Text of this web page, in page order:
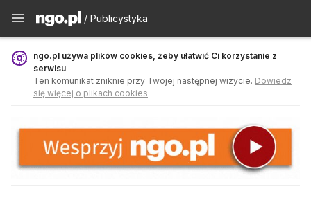
Publicystyka - ngo.pl
/ Publicystyka
ngo.pl używa plików cookies, żeby ułatwić Ci korzystanie z
serwisu
Ten komunikat zniknie przy Twojej następnej wizycie. Dowiedz
się więcej o plikach cookies